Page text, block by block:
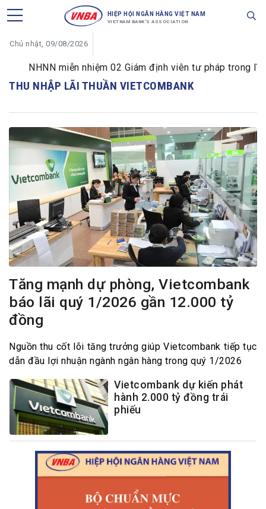
HIỆP HỘI NGÂN HÀNG VIỆT NAM
VIETNAM BANK'S ASSOCIATION
Chủ nhật, 09/08/2026
NHNN miễn nhiệm 02 Giám định viên tư pháp trong lĩnh
THU NHẬP LÃI THUẦN VIETCOMBANK
Tăng mạnh dự phòng, Vietcombank
báo lãi quý 1/2026 gần 12.000 tỷ
đồng
Nguồn thu cốt lõi tăng trưởng giúp Vietcombank tiếp tục
dẫn đầu lợi nhuận ngành ngân hàng trong quý 1/2026
Vietcombank dự kiến phát
hành 2.000 tỷ đồng trái
phiếu